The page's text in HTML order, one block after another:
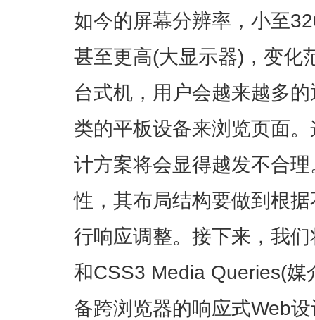
如今的屏幕分辨率，小至
甚至更高(大显示器)，变化
台式机，用户会越来越多
类的平板设备来浏览页面
计方案将会显得越发不合
性，其布局结构要做到根
行响应调整。接下来，我
和CSS3 Media Queries(
备跨浏览器的响应式Web